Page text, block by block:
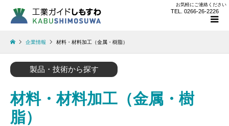
お気軽にご連絡ください
TEL. 0266-26-2226
企業情報 材料・材料加工（金属・樹脂）
製品・技術から探す
材料・材料加工（金属・樹
脂）